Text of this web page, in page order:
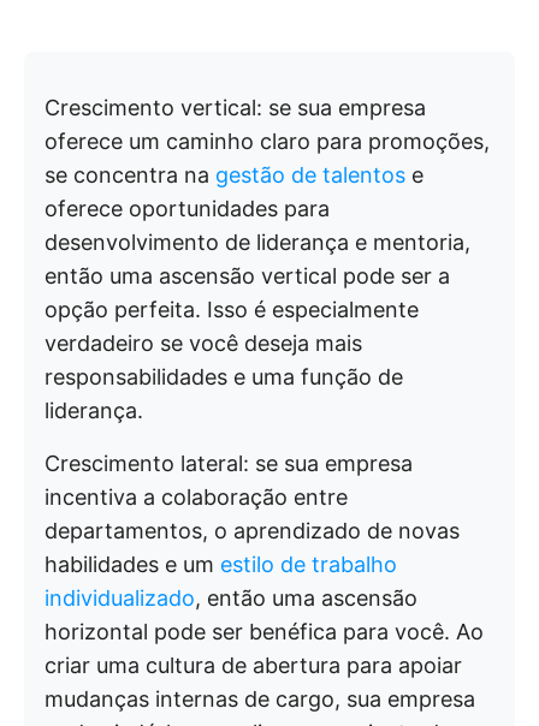
Crescimento vertical: se sua empresa
oferece um caminho claro para promoções,
se concentra na gestão de talentos e
oferece oportunidades para
desenvolvimento de liderança e mentoria,
então uma ascensão vertical pode ser a
opção perfeita. Isso é especialmente
verdadeiro se você deseja mais
responsabilidades e uma função de
liderança.
Crescimento lateral: se sua empresa
incentiva a colaboração entre
departamentos, o aprendizado de novas
habilidades e um estilo de trabalho
individualizado, então uma ascensão
horizontal pode ser benéfica para você. Ao
criar uma cultura de abertura para apoiar
mudanças internas de cargo, sua empresa